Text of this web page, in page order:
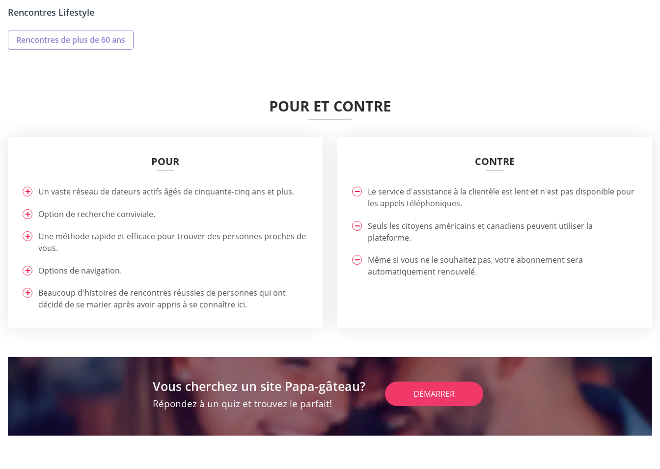
Rencontres Lifestyle
Rencontres de plus de 60 ans
POUR ET CONTRE
POUR
Un vaste réseau de dateurs actifs âgés de cinquante-cinq ans et plus.
Option de recherche conviviale.
Une méthode rapide et efficace pour trouver des personnes proches de
vous.
Options de navigation.
Beaucoup d'histoires de rencontres réussies de personnes qui ont
décidé de se marier après avoir appris à se connaître ici.
CONTRE
Le service d'assistance à la clientèle est lent et n'est pas disponible pour
les appels téléphoniques.
Seuls les citoyens américains et canadiens peuvent utiliser la
plateforme.
Même si vous ne le souhaitez pas, votre abonnement sera
automatiquement renouvelé.
Vous cherchez un site Papa-gâteau?
Répondez à un quiz et trouvez le parfait!
DÉMARRER